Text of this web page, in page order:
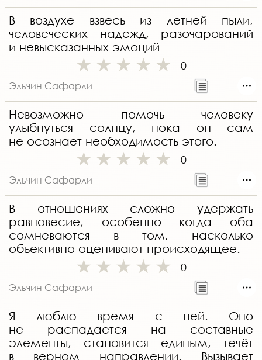
В воздухе взвесь из летней пыли,
человеческих надежд, разочарований
и невысказанных эмоций
0
Эльчин Сафарли
Невозможно помочь человеку
улыбнуться солнцу, пока он сам
не осознает необходимость этого.
0
Эльчин Сафарли
В отношениях сложно удержать
равновесие, особенно когда оба
сомневаются в том, насколько
объективно оценивают происходящее.
0
Эльчин Сафарли
Я люблю время с ней. Оно
не распадается на составные
элементы, становится единым, течёт
в верном направлении. Вызывает